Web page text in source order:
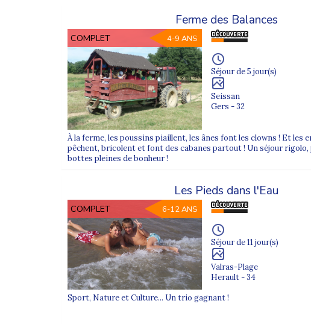
ingénieux système de "cash back".
Pour aller plus loin découvrez :
Notreprojet éducatif;
Notrecharte qualité;
Toute l'offre destages sportifs
Nosséjours ado à l'étranger;
Toute notre offre decolonie de vacances
Ferme des Balances
COMPLET 4-9 ANS
Séjour de 5 jour(s)
Seissan
Gers - 32
À la ferme, les poussins piaillent, les ânes font les clowns ! Et les
pêchent, bricolent et font des cabanes partout ! Un séjour rigolo,
bottes pleines de bonheur !
Les Pieds dans l'Eau
COMPLET 6-12 ANS
Séjour de 11 jour(s)
Valras-Plage
Herault - 34
Sport, Nature et Culture... Un trio gagnant !